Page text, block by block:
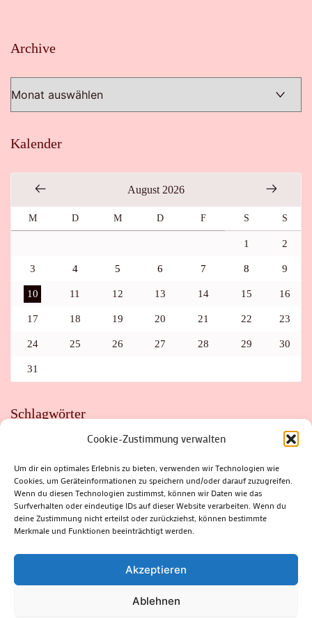
Cookie-Zustimmung verwalten
Um dir ein optimales Erlebnis zu bieten, verwenden wir Technologien wie
Cookies, um Geräteinformationen zu speichern und/oder darauf zuzugreifen.
Wenn du diesen Technologien zustimmst, können wir Daten wie das
Surfverhalten oder eindeutige IDs auf dieser Website verarbeiten. Wenn du
deine Zustimmung nicht erteilst oder zurückziehst, können bestimmte
Merkmale und Funktionen beeinträchtigt werden.
Akzeptieren
Ablehnen
Archive
Kalender
August 2026
M D M D F S S
1 2
3 4 5 6 7 8 9
10 11 12 13 14 15 16
17 18 19 20 21 22 23
24 25 26 27 28 29 30
31
Schlagwörter
FAHRRAD
FLOHMARKT FOLK GEWINNSPIEL
HITZE
HITZEFALLE AUTO
IRISH DANCE JAZZ
KABARETT
KINDER
KIRMES KLASSIK
KLEINE SUHLER REIHE
KRIMI
KULTUR LESUNG LOTTO
MEININGEN
PARASITEN
PILZE SCHLEUSINGEN
SCHULWEG
SOMMERFERIEN
SPORT SRH
STADTFEST
STADTMARKETING
STRASSENSPERRUNG
SUHL
SUHLER FRÜHLING
SUHLER STADTMARKETING
THÜRINGER WALD
ZELLA-MEHLIS